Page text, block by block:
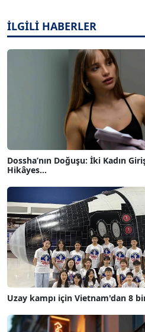
İLGİLİ HABERLER
Dossha’nın Doğuşu: İki Kadın
Hikâyes...
Uzay kampı için Vietnam'dan 8